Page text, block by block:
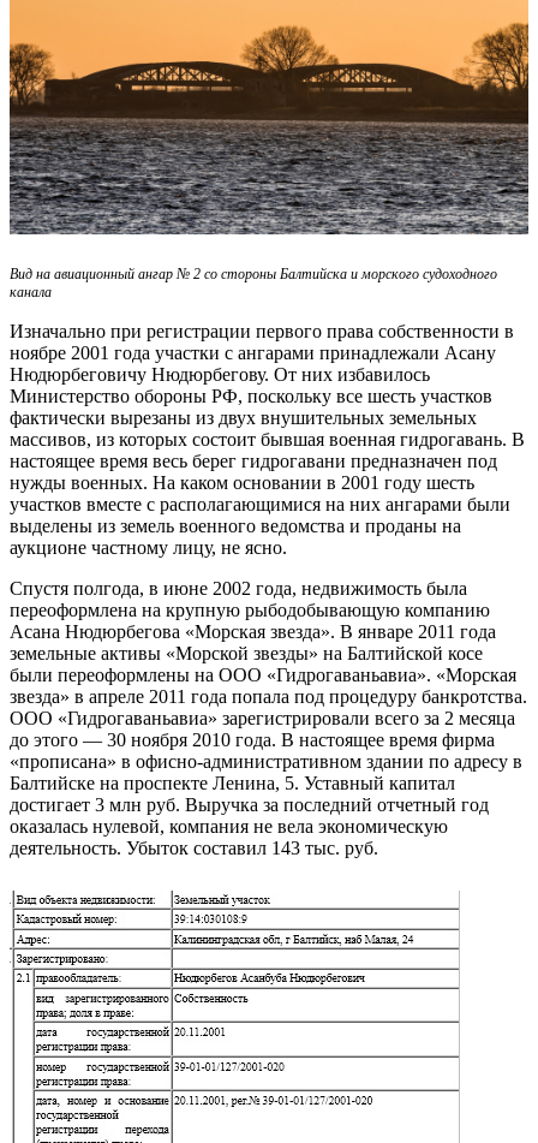
Вид на авиационный ангар № 2 со стороны Балтийска и морского судоходного
канала
Изначально при регистрации первого права собственности в
ноябре 2001 года участки с ангарами принадлежали Асану
Нюдюрбеговичу Нюдюрбегову. От них избавилось
Министерство обороны РФ, поскольку все шесть участков
фактически вырезаны из двух внушительных земельных
массивов, из которых состоит бывшая военная гидрогавань. В
настоящее время весь берег гидрогавани предназначен под
нужды военных. На каком основании в 2001 году шесть
участков вместе с располагающимися на них ангарами были
выделены из земель военного ведомства и проданы на
аукционе частному лицу, не ясно.
Спустя полгода, в июне 2002 года, недвижимость была
переоформлена на крупную рыбодобывающую компанию
Асана Нюдюрбегова «Морская звезда». В январе 2011 года
земельные активы «Морской звезды» на Балтийской косе
были переоформлены на ООО «Гидрогаваньавиа». «Морская
звезда» в апреле 2011 года попала под процедуру банкротства.
ООО «Гидрогаваньавиа» зарегистрировали всего за 2 месяца
до этого — 30 ноября 2010 года. В настоящее время фирма
«прописана» в офисно-административном здании по адресу в
Балтийске на проспекте Ленина, 5. Уставный капитал
достигает 3 млн руб. Выручка за последний отчетный год
оказалась нулевой, компания не вела экономическую
деятельность. Убыток составил 143 тыс. руб.